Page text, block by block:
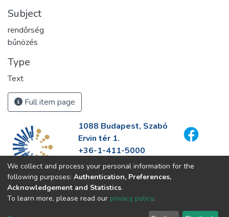
Subject
rendőrség
bűnözés
Type
Text
Full item page
1088 Budapest, Szabó
Ervin tér 1.
+36-1-411-5000
info@fszek.hu
https://fszek.hu
We collect and process your personal information for the
following purposes: Authentication, Preferences,
Acknowledgement and Statistics.
To learn more, please read our privacy policy.